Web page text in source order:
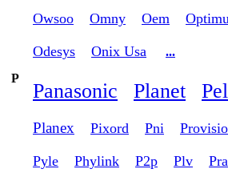
Owsoo Omny Oem
Odesys Onix Usa
...
P
Panasonic Planet
Planex Pixord Pni
Pyle Phylink P2p Plv